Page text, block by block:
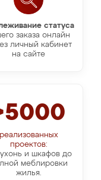
статуса
заказа онлайн
личный кабинет
на сайте
реализованных
проектов:
и шкафов до
меблировки
жилья.